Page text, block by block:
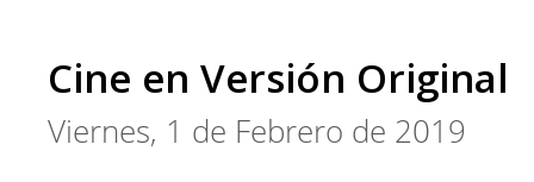
Cine en Versión Original
Viernes, 1 de Febrero de 2019